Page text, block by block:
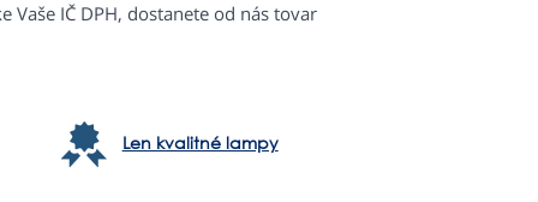
Vaše IČ DPH, dostanete od nás tovar
Len kvalitné lampy